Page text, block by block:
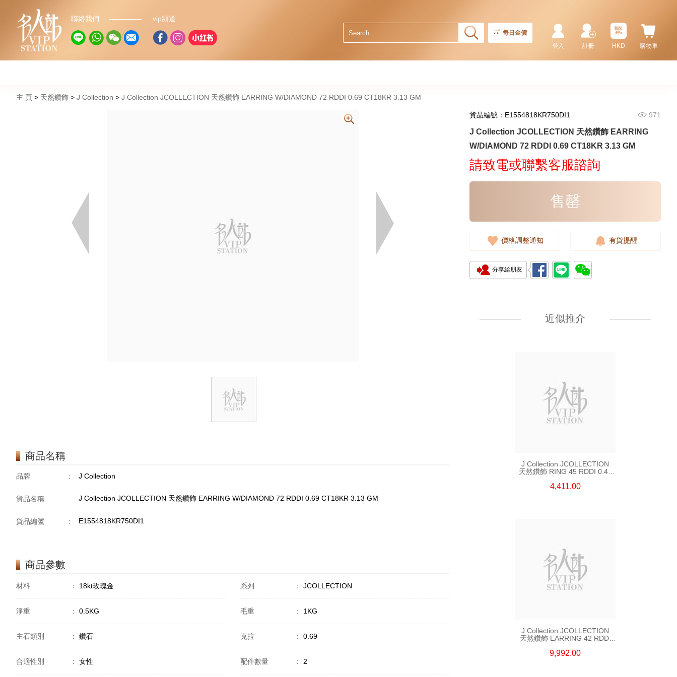
聯絡我們 vip頻道
每日金價
購物車
繁
HKD
註冊
登入
主 頁 天然鑽飾 J Collection J Collection JCOLLECTION 天然鑽飾 EARRING W/DIAMOND 72 RDDI 0.69 CT18KR 3.13 GM
商品名稱
品牌 : J Collection
貨品名稱 : J Collection JCOLLECTION 天然鑽飾 EARRING W/DIAMOND 72 RDDI 0.69 CT18KR 3.13 GM
貨品編號 : E1554818KR750DI1
商品參數
材料 ： 18kt玫瑰金 系列 ： JCOLLECTION
淨重 ： 0.5KG 毛重 ： 1KG
主石類別 ： 鑽石 克拉 ： 0.69
合適性別 ： 女性 配件數量 ： 2
貨品編號：E1554818KR750DI1 971
J Collection JCOLLECTION 天然鑽飾 EARRING
W/DIAMOND 72 RDDI 0.69 CT18KR 3.13 GM
請致電或聯繫客服諮詢
售罄
價格調整通知 有貨提醒
分享給朋友
近似推介
J Collection JCOLLECTION
天然鑽飾 RING W/DIAMOND 17
RDDI 0.32 CT18KR 2.14 GM
18KW 4.50 GM (Head 6.5mm)
3,764.00
J Collection JCOLLECTION
天然鑽飾 RING 45 RDDI 0.48
4,411.00
J Collection JCOLLECTION
天然鑽飾 EARRING 42 RDDI
9,992.00